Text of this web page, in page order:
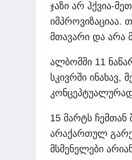
ჯაზი არ ჰქვია-
იმპროვიზაციაა.
მთავარი და არა
ალბომში 11
სკივრში
15 მარტს ჩემთან
არაქართულ
მსმენელები